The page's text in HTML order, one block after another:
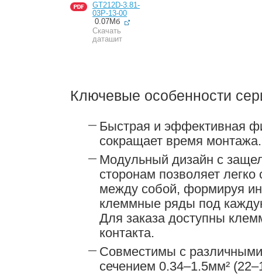
GT212D-3.81-
03P-13-00
0.07Мб
Скачать
даташит
Ключевые особенности
Быстрая и эффективная
сокращает время монтажа.
Модульный дизайн с
сторонам позволяет
между собой, формируя
клеммные ряды под
Для заказа доступны
контакта.
Совместимы с
сечением 0.34–1.5мм²